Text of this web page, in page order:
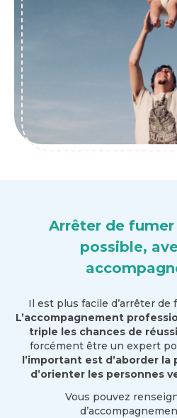
Arrêter de
possible,
Il est plus facile d’arrêter de
L’accompagnement
triple les chances de
forcément être un expert
l’important est d’aborder
d’orienter les personnes
Vous pouvez